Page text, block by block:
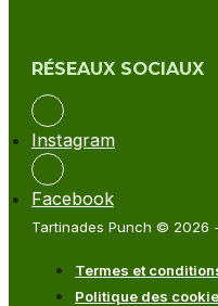
RÉSEAUX SOCIAUX
Instagram
Facebook
Tartinades Punch © 2026 -
Termes et
Politique des